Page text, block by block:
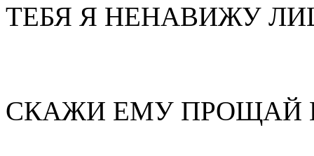
ТЕБЯ Я НЕНАВИЖУ
СКАЖИ ЕМУ ПРОЩАЙ